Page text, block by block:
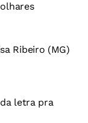
Ribeiro (MG)
letra pra